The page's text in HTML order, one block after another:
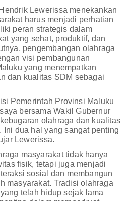
Lewerissa menekankan
harus menjadi perhatian
peran strategis dalam
yang sehat, produktif, dan
pengembangan olahraga
visi pembangunan
yang menempatkan
dan kualitas SDM sebagai
Pemerintah Provinsi Maluku
bersama Wakil Gubernur
olahraga dan kualitas
Ini dua hal yang sangat penting
Lewerissa.
masyarakat tidak hanya
fisik, tetapi juga menjadi
sosial dan membangun
masyarakat. Tradisi olahraga
telah hidup sejak lama